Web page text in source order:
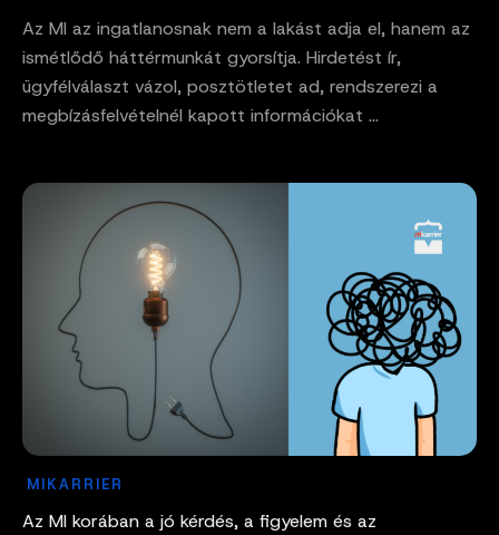
Az MI az ingatlanosnak nem a lakást adja el, hanem az
ismétlődő háttérmunkát gyorsítja. Hirdetést ír,
ügyfélválaszt vázol, posztötletet ad, rendszerezi a
megbízásfelvételnél kapott információkat ...
MIKARRIER
Az MI korában a jó kérdés, a figyelem és az